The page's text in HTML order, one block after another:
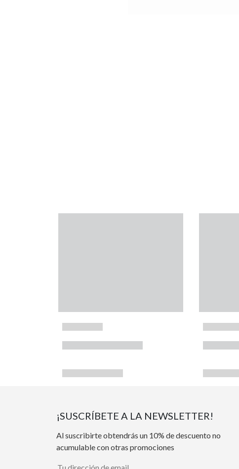
¡SUSCRÍBETE A LA NEWSLETTER!
Al suscribirte obtendrás un 10% de descuento no
acumulable con otras promociones